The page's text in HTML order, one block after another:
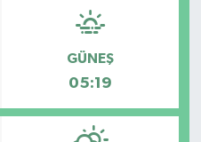
GÜNEŞ
05:19